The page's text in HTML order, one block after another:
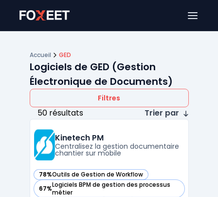
Accueil GED
Logiciels de GED (Gestion
Électronique de Documents)
Filtres
50 résultats Trier par
Kinetech PM
Centralisez la gestion documentaire
chantier sur mobile
78%Outils de Gestion de Workflow
— voir Kinetech PM dans cette catégorie
67%Logiciels BPM de gestion des processus
métier
— voir Kinetech PM dans cette catégorie